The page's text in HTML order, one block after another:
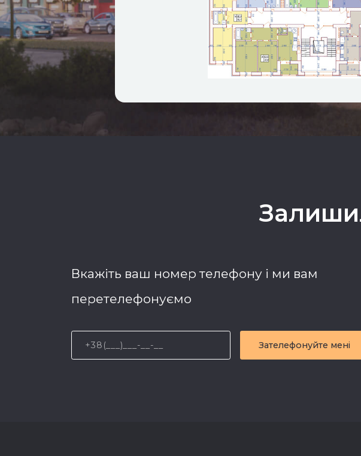
Вкажіть ваш номер телефону і ми вам
перетелефонуємо
Зателефонуйте мені